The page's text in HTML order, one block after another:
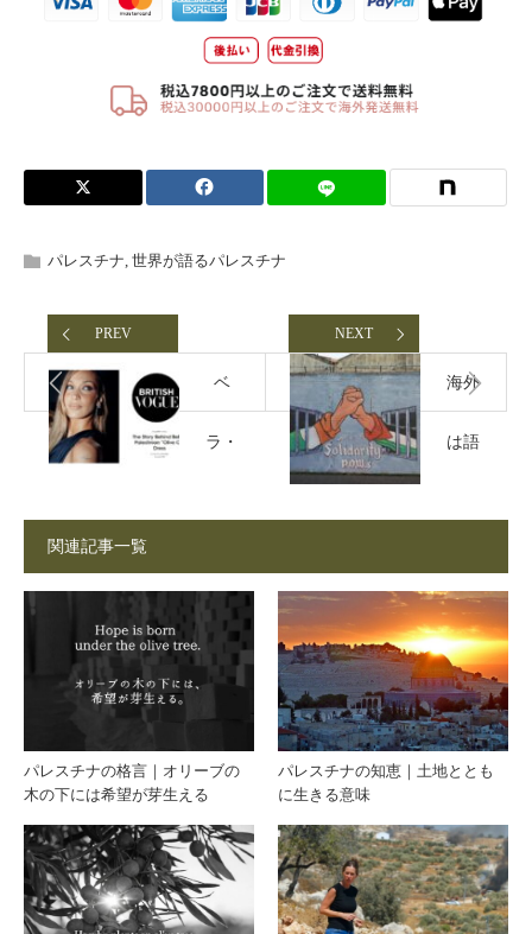
パレスチナ, 世界が語るパレスチナ
PREV
ベ
ラ・
ドが
語る
スチ
ナ｜
オリ
NEXT
海外
は語
はな
ぜ語
らな
パレ
スチ
関連記事一覧
パレスチナの格言｜オリーブの
木の下には希望が芽生える
パレスチナの知恵｜土地ととも
に生きる意味